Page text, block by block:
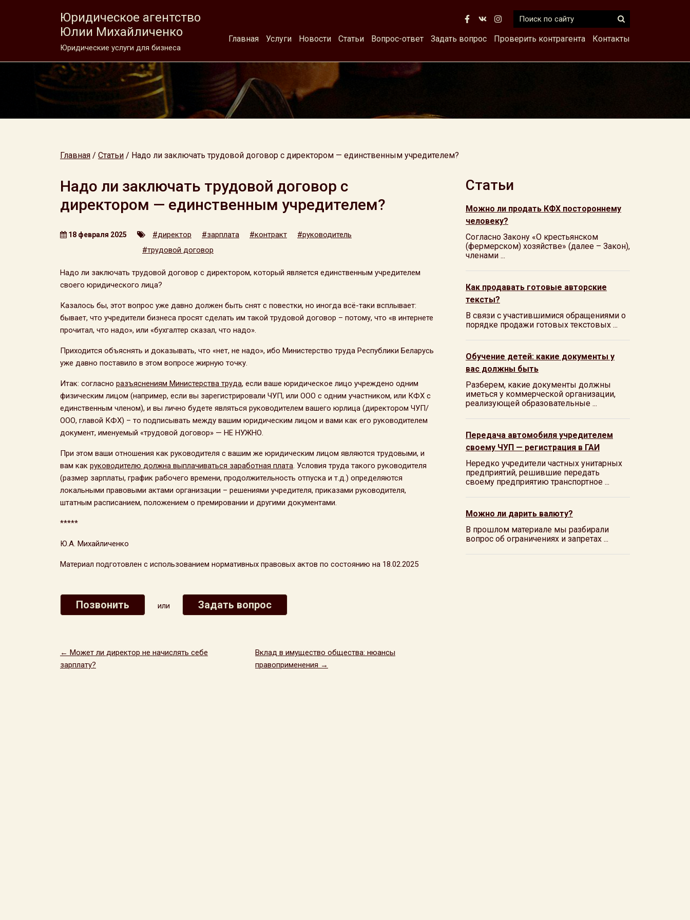
Юридическое агентство
Юлии Михайличенко
Юридические услуги для бизнеса
Главная Услуги Новости Статьи Вопрос-ответ Задать вопрос Проверить контрагента Контакты
Главная / Статьи / Надо ли заключать трудовой договор с директором — единственным учредителем?
Надо ли заключать трудовой договор с
директором — единственным учредителем?
18 февраля 2025 #директор #зарплата #контракт
#руководитель
#трудовой договор
Надо ли заключать трудовой договор с директором, который является единственным учредителем
своего юридического лица?
Казалось бы, этот вопрос уже давно должен быть снят с повестки, но иногда всё-таки всплывает:
бывает, что учредители бизнеса просят сделать им такой трудовой договор – потому, что «в интернете
прочитал, что надо», или «бухгалтер сказал, что надо».
Приходится объяснять и доказывать, что «нет, не надо», ибо Министерство труда Республики Беларусь
уже давно поставило в этом вопросе жирную точку.
Итак: согласно разъяснениям Министерства труда, если ваше юридическое лицо учреждено одним
физическим лицом (например, если вы зарегистрировали ЧУП, или ООО с одним участником, или КФХ с
единственным членом), и вы лично будете являться руководителем вашего юрлица (директором ЧУП/
ООО, главой КФХ) – то подписывать между вашим юридическим лицом и вами как его руководителем
документ, именуемый «трудовой договор» — НЕ НУЖНО.
При этом ваши отношения как руководителя с вашим же юридическим лицом являются трудовыми, и
вам как руководителю должна выплачиваться заработная плата. Условия труда такого руководителя
(размер зарплаты, график рабочего времени, продолжительность отпуска и т.д.) определяются
локальными правовыми актами организации – решениями учредителя, приказами руководителя,
штатным расписанием, положением о премировании и другими документами.
*****
Ю.А. Михайличенко
Материал подготовлен с использованием нормативных правовых актов по состоянию на 18.02.2025
Позвонить или Задать вопрос
← Может ли директор не начислять себе
зарплату?
Вклад в имущество общества: нюансы
правоприменения →
Статьи
Можно ли продать КФХ постороннему
человеку?
Согласно Закону «О крестьянском
(фермерском) хозяйстве» (далее – Закон),
членами ...
Как продавать готовые авторские
тексты?
В связи с участившимися обращениями о
порядке продажи готовых текстовых ...
Обучение детей: какие документы у
вас должны быть
Разберем, какие документы должны
иметься у коммерческой организации,
реализующей образовательные ...
Передача автомобиля учредителем
своему ЧУП — регистрация в ГАИ
Нередко учредители частных унитарных
предприятий, решившие передать
своему предприятию транспортное ...
Можно ли дарить валюту?
В прошлом материале мы разбирали
вопрос об ограничениях и запретах ...